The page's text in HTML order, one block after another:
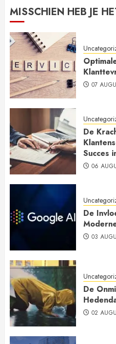
MISSCHIEN HEB JE
07
De
Succes
06
De
03
De
02